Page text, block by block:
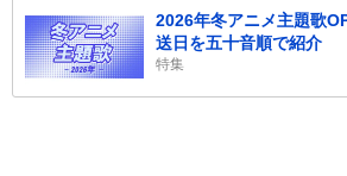
2026年冬アニメ主題歌
送日を五十音順で紹介
特集